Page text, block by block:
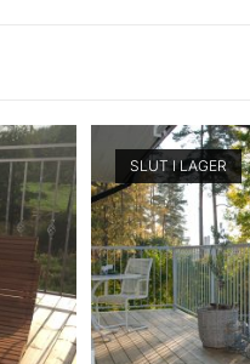
SLUT I LAGER